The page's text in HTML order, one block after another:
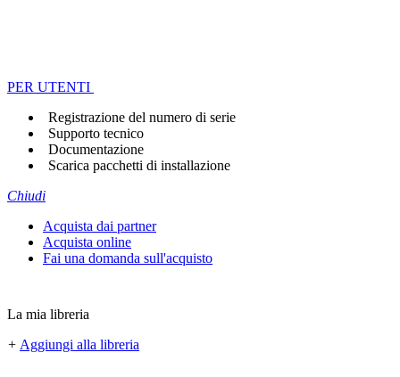
PER UTENTI
Registrazione del numero di serie
Supporto tecnico
Documentazione
Scarica pacchetti di installazione
Chiudi
Acquista dai partner
Acquista online
Fai una domanda sull'acquisto
La mia libreria
+ Aggiungi alla libreria